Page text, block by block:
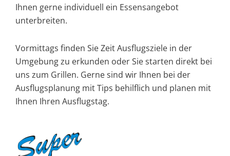
Ihnen gerne individuell ein Essensangebot
unterbreiten.
Vormittags finden Sie Zeit Ausflugsziele in der
Umgebung zu erkunden oder Sie starten direkt bei
uns zum Grillen. Gerne sind wir Ihnen bei der
Ausflugsplanung mit Tips behilflich und planen mit
Ihnen Ihren Ausflugstag.